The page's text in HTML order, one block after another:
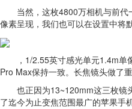
当然，这枚4800万相机与前代
像素呈现，我们也可以在设置中将
，1/2.55英寸感光单元1.4m单
Pro Max保持一致。长焦镜头做了
也正因为13~120mm这三枚镜
了迄今为止变焦范围最广的苹果手机